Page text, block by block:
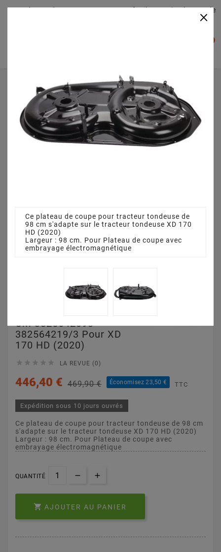
Plateaudecoupe.com : Trouver facilement le plateau de
Accueil
Plateau de coupe
Plateau de coupe 98 cm 3825642093 - 382564219/3 pour
XD 170 HD (2020)
Cm 3825642093 -
382564219/3 Pour XD
170 HD (2020)
     LA REVUE (0)
446,40 € 469,90 € Économisez 23,50 € TTC
Expédition sous 10 jours ouvrés
Ce plateau de coupe pour tracteur tondeuse de 98 cm
s'adapte sur le tracteur tondeuse XD 170 HD (2020)
Largeur : 98 cm. Pour Plateau de coupe avec
embrayage électromagnétique
QUANTITÉ
 AJOUTER AU PANIER
×
Ce plateau de coupe pour tracteur tondeuse de
98 cm s'adapte sur le tracteur tondeuse XD 170
HD (2020)
Largeur : 98 cm. Pour Plateau de coupe avec
embrayage électromagnétique